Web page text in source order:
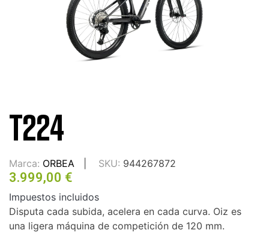
T224
Marca: ORBEA SKU: 944267872
3.999,00 €
Impuestos incluidos
Disputa cada subida, acelera en cada curva. Oiz es
una ligera máquina de competición de 120 mm.